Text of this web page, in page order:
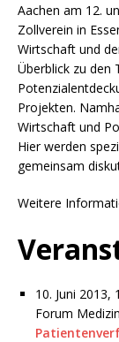
Aachen am 12.
Zollverein in
Wirtschaft und
Überblick zu den
Projekten.
Wirtschaft und
Hier werden
gemeinsam
Weitere
10. Juni 2013,
Forum